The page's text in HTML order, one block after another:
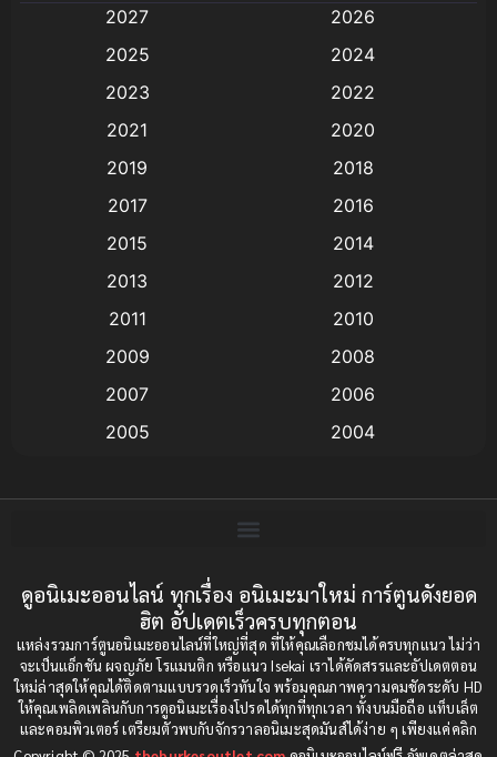
Animation การ์ตูน
Animation อนิเมะ
Animation แอนิเมชัน
(9)
Big tits (นมใหญ่)
Bitch (ผู้หญิงร่าน)
Bondage (ทาส)(1)
boys love(1)
Censored (เซ็นเซอร์) (19)
Comedy (ตลก) (234)
2027
2026
2025
2024
2023
2022
2021
2020
2019
2018
2017
2016
2015
2014
2013
2012
2011
2010
2009
2008
2007
2006
2005
2004
1997
1996
1993
1992
1991
1990
1989
1988
1987
1985
ดูอนิเมะออนไลน์ ทุกเรื่อง อนิเมะมาใหม่ การ์ตูนดังยอด
ฮิต อัปเดตเร็วครบทุกตอน
แหล่งรวมการ์ตูนอนิเมะออนไลน์ที่ใหญ่ที่สุด ที่ให้คุณเลือกชมได้ครบทุกแนว ไม่ว่า
จะเป็นแอ็กชัน ผจญภัย โรแมนติก หรือแนว Isekai เราได้คัดสรรและอัปเดตตอน
ใหม่ล่าสุดให้คุณได้ติดตามแบบรวดเร็วทันใจ พร้อมคุณภาพความคมชัดระดับ HD
ให้คุณเพลิดเพลินกับการดูอนิเมะเรื่องโปรดได้ทุกที่ทุกเวลา ทั้งบนมือถือ แท็บเล็ต
และคอมพิวเตอร์ เตรียมตัวพบกับจักรวาลอนิเมะสุดมันส์ได้ง่าย ๆ เพียงแค่คลิก